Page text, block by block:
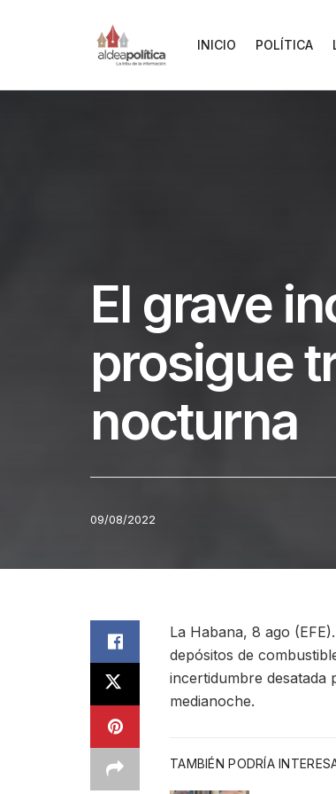
INICIO POLÍTICA
El grave
prosigue
nocturna
09/08/2022
La Habana, 8 ago
depósitos de
incertidumbre desatada
medianoche.
TAMBIÉN PODRÍA